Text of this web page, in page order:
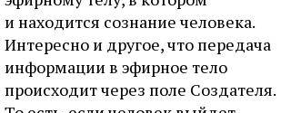
и находится сознание человека.
Интересно и другое, что передача
информации в эфирное тело
происходит через поле Создателя.